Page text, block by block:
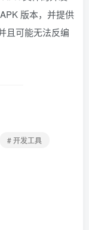
版本，并提供
且可能无法反编
# 开发工具